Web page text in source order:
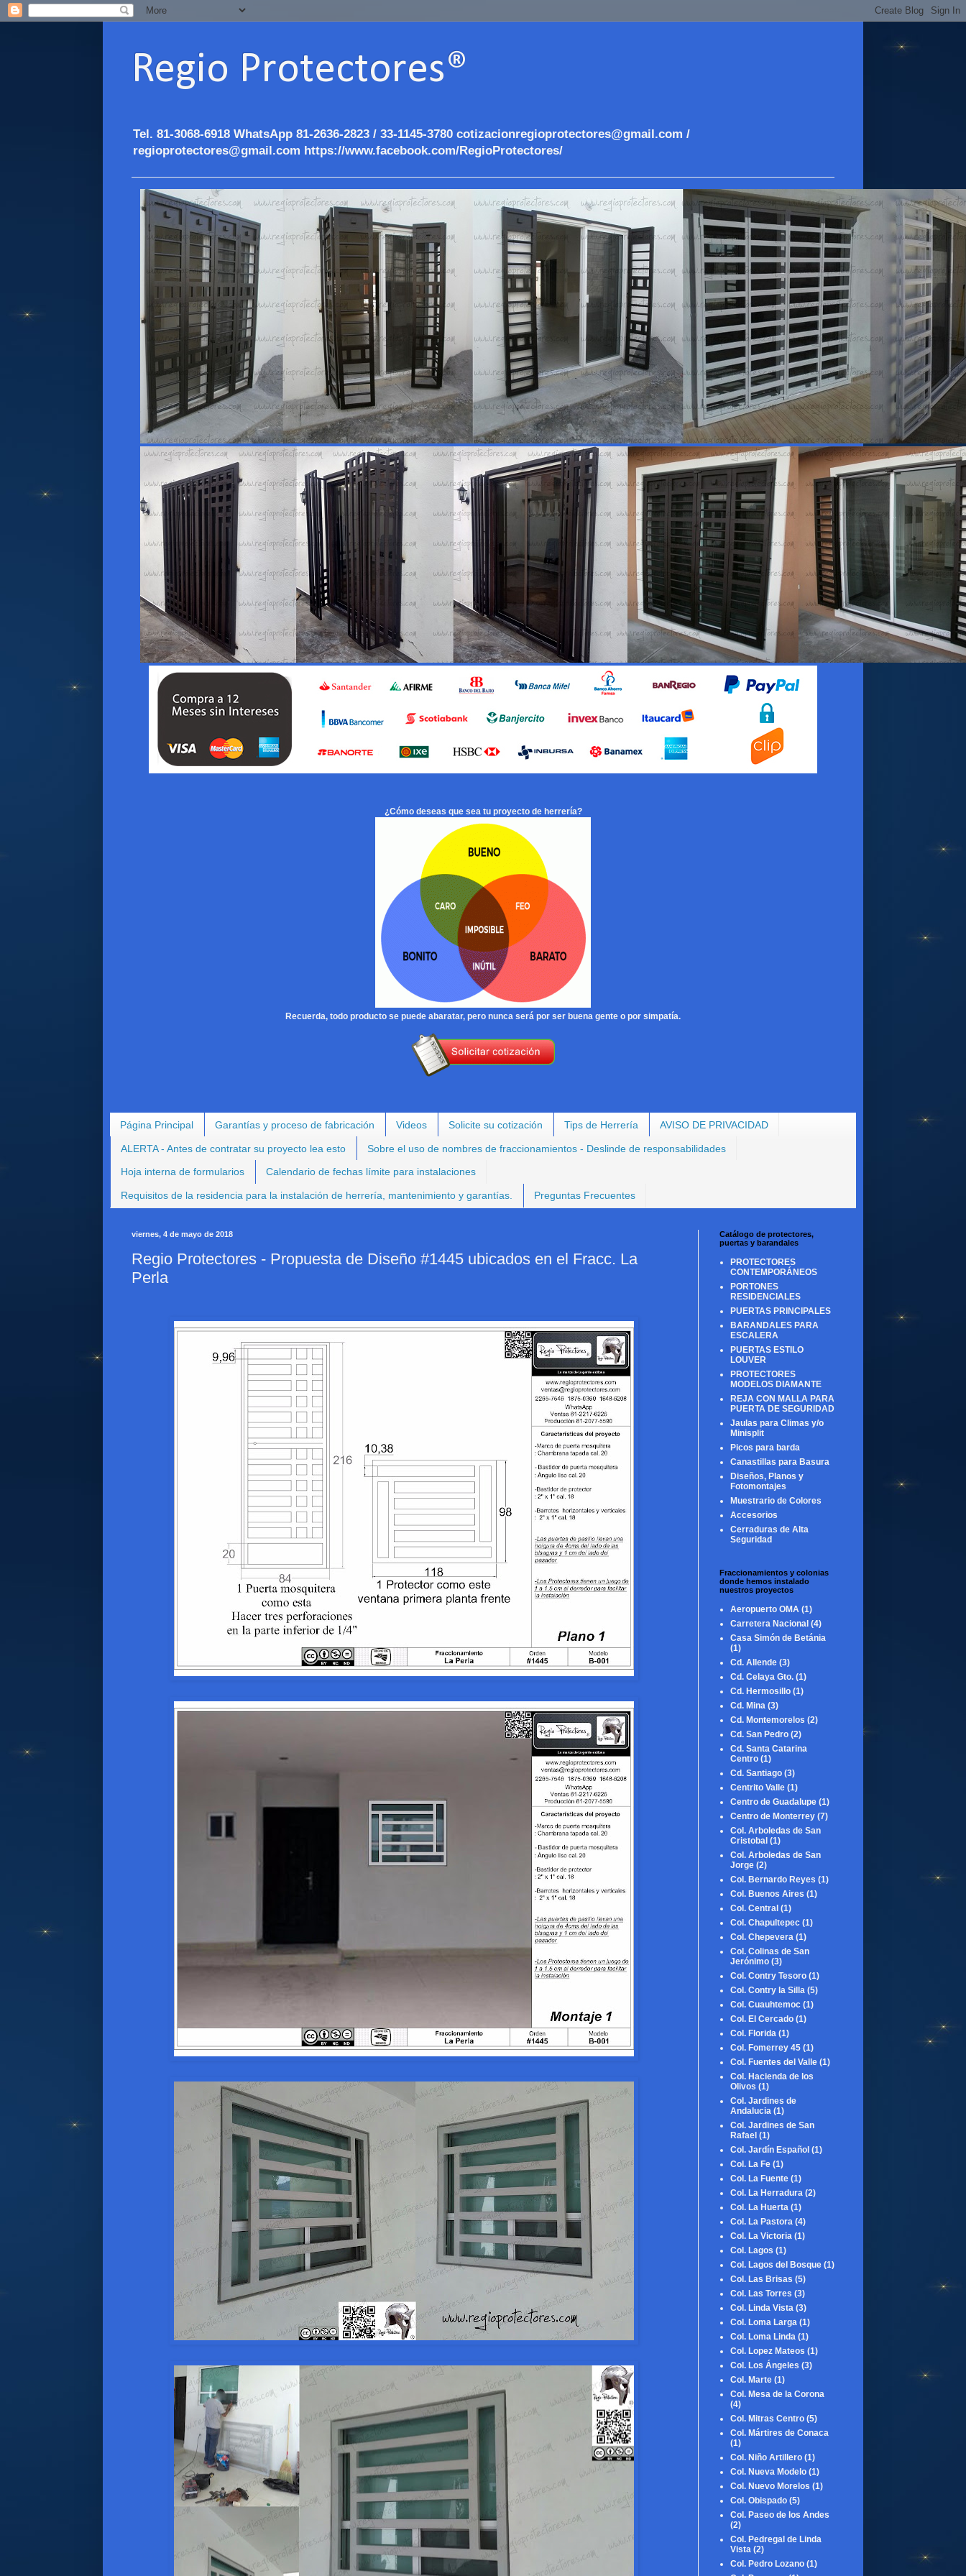
Regio Protectores®
Tel. 81-3068-6918 WhatsApp 81-2636-2823 / 33-1145-3780 cotizacionregioprotectores@gmail.com /
regioprotectores@gmail.com https://www.facebook.com/RegioProtectores/
¿Cómo deseas que sea tu proyecto de herrería?
Recuerda, todo producto se puede abaratar, pero nunca será por ser buena gente o por simpatía.
Página Principal Garantías y proceso de fabricación Videos Solicite su cotización Tips de Herrería AVISO DE PRIVACIDAD
ALERTA - Antes de contratar su proyecto lea esto Sobre el uso de nombres de fraccionamientos - Deslinde de responsabilidades
Hoja interna de formularios Calendario de fechas límite para instalaciones
Requisitos de la residencia para la instalación de herrería, mantenimiento y garantías. Preguntas Frecuentes
viernes, 4 de mayo de 2018
Regio Protectores - Propuesta de Diseño #1445 ubicados en el Fracc. La
Perla
Catálogo de protectores,
puertas y barandales
PROTECTORES
CONTEMPORÁNEOS
PORTONES
RESIDENCIALES
PUERTAS PRINCIPALES
BARANDALES PARA
ESCALERA
PUERTAS ESTILO
LOUVER
PROTECTORES
MODELOS DIAMANTE
REJA CON MALLA PARA
PUERTA DE SEGURIDAD
Jaulas para Climas y/o
Minisplit
Picos para barda
Canastillas para Basura
Diseños, Planos y
Fotomontajes
Muestrario de Colores
Accesorios
Cerraduras de Alta
Seguridad
Fraccionamientos y colonias
donde hemos instalado
nuestros proyectos
Aeropuerto OMA (1)
Carretera Nacional (4)
Casa Simón de Betánia
(1)
Cd. Allende (3)
Cd. Celaya Gto. (1)
Cd. Hermosillo (1)
Cd. Mina (3)
Cd. Montemorelos (2)
Cd. San Pedro (2)
Cd. Santa Catarina
Centro (1)
Cd. Santiago (3)
Centrito Valle (1)
Centro de Guadalupe (1)
Centro de Monterrey (7)
Col. Arboledas de San
Cristobal (1)
Col. Arboledas de San
Jorge (2)
Col. Bernardo Reyes (1)
Col. Buenos Aires (1)
Col. Central (1)
Col. Chapultepec (1)
Col. Chepevera (1)
Col. Colinas de San
Jerónimo (3)
Col. Contry Tesoro (1)
Col. Contry la Silla (5)
Col. Cuauhtemoc (1)
Col. El Cercado (1)
Col. Florida (1)
Col. Fomerrey 45 (1)
Col. Fuentes del Valle (1)
Col. Hacienda de los
Olivos (1)
Col. Jardines de
Andalucia (1)
Col. Jardines de San
Rafael (1)
Col. Jardín Español (1)
Col. La Fe (1)
Col. La Fuente (1)
Col. La Herradura (2)
Col. La Huerta (1)
Col. La Pastora (4)
Col. La Victoria (1)
Col. Lagos (1)
Col. Lagos del Bosque (1)
Col. Las Brisas (5)
Col. Las Torres (3)
Col. Linda Vista (3)
Col. Loma Larga (1)
Col. Loma Linda (1)
Col. Lopez Mateos (1)
Col. Los Ángeles (3)
Col. Marte (1)
Col. Mesa de la Corona
(4)
Col. Mitras Centro (5)
Col. Mártires de Conaca
(1)
Col. Niño Artillero (1)
Col. Nueva Modelo (1)
Col. Nuevo Morelos (1)
Col. Obispado (5)
Col. Paseo de los Andes
(2)
Col. Pedregal de Linda
Vista (2)
Col. Pedro Lozano (1)